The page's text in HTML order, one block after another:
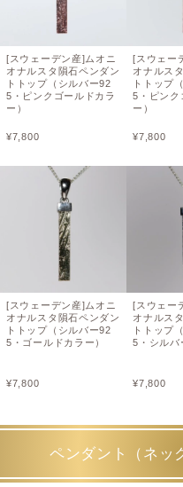
[スウェーデン産]ムオニ
オナルスタ隕石ペンダン
トトップ（シルバー92
5・ピンクゴールドカラ
ー）
¥7,800
[スウェーデン産]ムオニ
オナルスタ隕石ペンダン
トトップ（シルバー92
5・ゴールドカラー）
¥7,800
[スウェー
オナルス
トトップ
5・ピンク
ー）
¥7,800
[スウェー
オナルス
トトップ
5・シルバ
¥7,800
ペンダント（ネッ